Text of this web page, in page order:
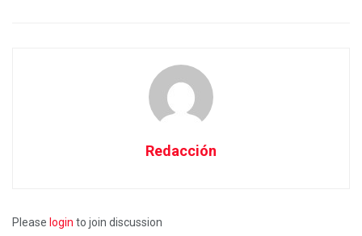
Redacción
Please login to join discussion